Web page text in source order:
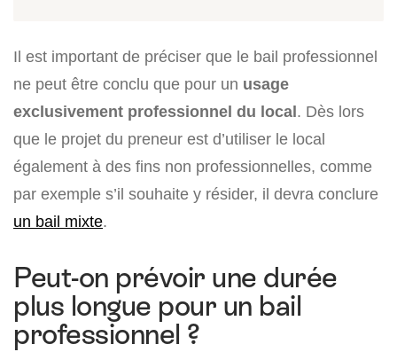
Il est important de préciser que le bail professionnel
ne peut être conclu que pour un usage
exclusivement professionnel du local. Dès lors
que le projet du preneur est d’utiliser le local
également à des fins non professionnelles, comme
par exemple s’il souhaite y résider, il devra conclure
un bail mixte.
Peut-on prévoir une durée
plus longue pour un bail
professionnel ?